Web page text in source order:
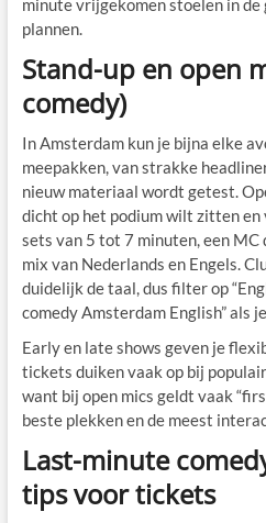
minute vrijgekomen stoelen in
plannen.
Stand-up en open
comedy)
In Amsterdam kun je bijna elke
meepakken, van strakke
nieuw materiaal wordt getest.
dicht op het podium wilt zitten
sets van 5 tot 7 minuten, een MC
mix van Nederlands en Engels.
duidelijk de taal, dus filter op
comedy Amsterdam English” als
Early en late shows geven je
tickets duiken vaak op bij
want bij open mics geldt vaak
beste plekken en de meest
Last-minute
tips voor tickets